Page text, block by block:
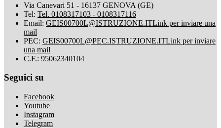
Via Canevari 51 - 16137 GENOVA (GE)
Tel: Tel. 0108317103 - 0108317116
Email: GEIS00700L@ISTRUZIONE.ITLink per inviare una
mail
PEC: GEIS00700L@PEC.ISTRUZIONE.ITLink per inviare
una mail
C.F.: 95062340104
Seguici su
Facebook
Youtube
Instagram
Telegram